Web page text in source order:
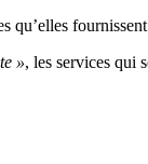
qu’elles
», les services qui